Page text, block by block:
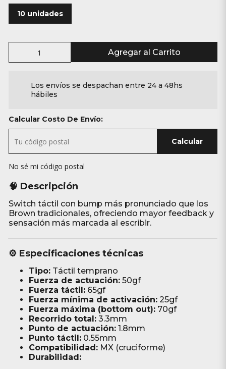
10 unidades
Agregar al Carrito
Los envíos se despachan entre 24 a 48hs
hábiles
Calcular Costo De Envío:
Calcular
No sé mi código postal
🧠 Descripción
Switch táctil con bump más pronunciado que los
Brown tradicionales, ofreciendo mayor feedback y
sensación más marcada al escribir.
⚙️ Especificaciones técnicas
Tipo:Táctil temprano
Fuerza de actuación:50gf
Fuerza táctil:65gf
Fuerza mínima de activación:25gf
Fuerza máxima (bottom out):70gf
Recorrido total:3.3mm
Punto de actuación:1.8mm
Punto táctil:0.55mm
Compatibilidad:MX (cruciforme)
Durabilidad: